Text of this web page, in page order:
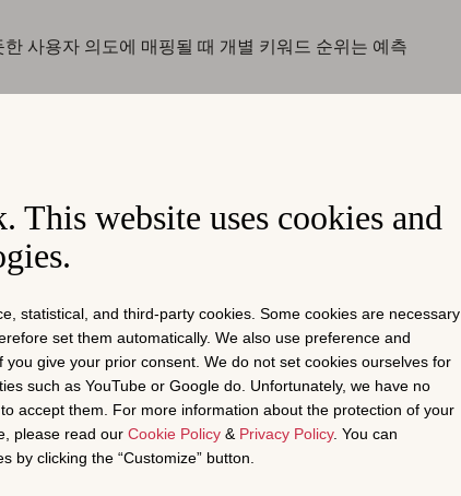
This website uses cookies and
statistical, and third-party cookies. Some cookies are necessary
set them automatically. We also use preference and
give your prior consent. We do not set cookies ourselves for
such as YouTube or Google do. Unfortunately, we have no
accept them. For more information about the protection of your
please read our Cookie Policy & Privacy Policy. You can
by clicking the “Customize” button.
사용자 의도에 매핑될 때 개별 키워드 순위는 예측
검색어를 처리하는 방식을 변경했습니다. 미국
석에 전념하는 대신, 이제 상위 결과 내에서 여러 의